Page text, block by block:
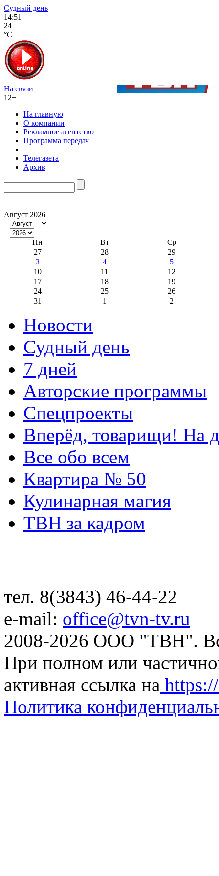
Судный день
14:51
24
°C
На связи
12+
На главную
О компании
Рекламное агентство
Программа передач
Телегазета
Архив
Август 2026
Пн Вт
Ср
27
28
29
3
4
5
10
11
12
17
18
19
24
25
26
31
1 2
Новости
Судный день
7 дней
Авторские программы
Спецпроекты
Вперёд, товарищи! На
Все обо всем
Квартира № 50
Кулинарная магия
ТВН за кадром
тел. 8(3843) 46-44-22
e-mail: office@tvn-tv.ru
2008-2026 ООО "ТВН".
При полном или
активная ссылка на
Политика